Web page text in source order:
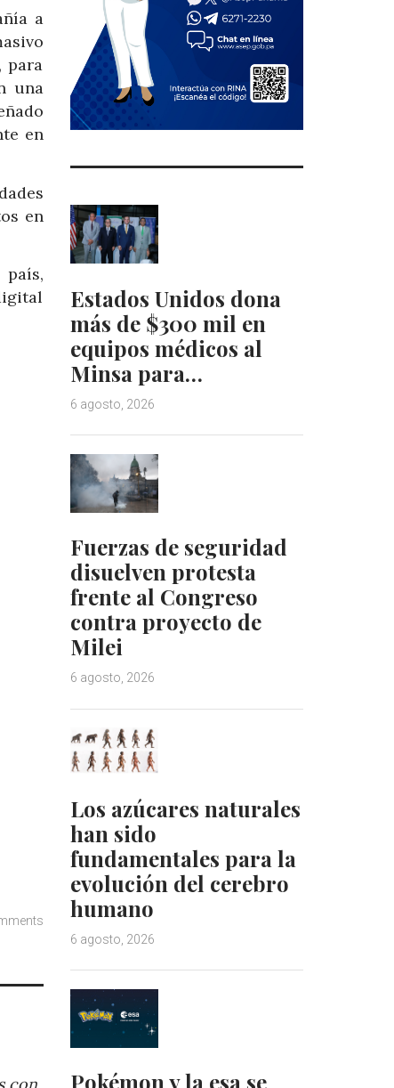
a
para
una
en
en
con
Estados Unidos dona
más de $300 mil en
equipos médicos al
Minsa para…
6 agosto, 2026
Fuerzas de seguridad
disuelven protesta
frente al Congreso
contra proyecto de
Milei
6 agosto, 2026
Los azúcares naturales
han sido
fundamentales para la
evolución del cerebro
humano
6 agosto, 2026
Pokémon y la esa se